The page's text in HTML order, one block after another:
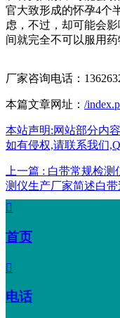
官大致形成的怀孕4个
虑，不过，却可能会
间就完全不可以服用
厂家咨询电话：
本篇文章网址： /
本站声明:网站部分内
如有侵权,请联系我们
上一篇 : 白带常规检
测仪生产厂家简述白

首页

电话